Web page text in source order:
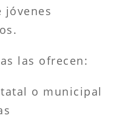
las ofrecen:
o municipal